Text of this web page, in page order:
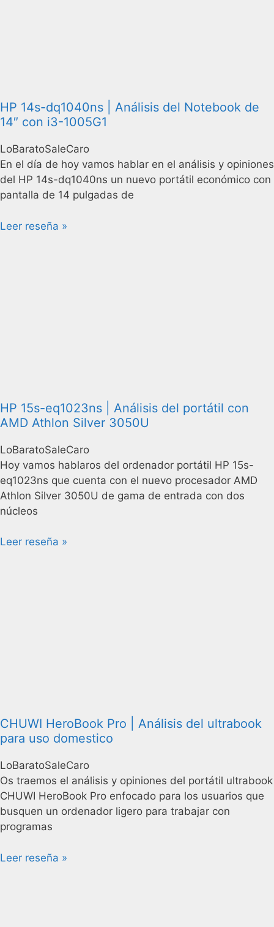
HP 14s-dq1040ns | Análisis del Notebook de
14″ con i3-1005G1
LoBaratoSaleCaro
En el día de hoy vamos hablar en el análisis y opiniones
del HP 14s-dq1040ns un nuevo portátil económico con
pantalla de 14 pulgadas de
Leer reseña »
HP 15s-eq1023ns | Análisis del portátil con
AMD Athlon Silver 3050U
LoBaratoSaleCaro
Hoy vamos hablaros del ordenador portátil HP 15s-
eq1023ns que cuenta con el nuevo procesador AMD
Athlon Silver 3050U de gama de entrada con dos
núcleos
Leer reseña »
CHUWI HeroBook Pro | Análisis del ultrabook
para uso domestico
LoBaratoSaleCaro
Os traemos el análisis y opiniones del portátil ultrabook
CHUWI HeroBook Pro enfocado para los usuarios que
busquen un ordenador ligero para trabajar con
programas
Leer reseña »